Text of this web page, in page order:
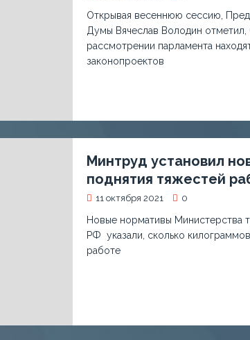
Открывая весеннюю сессию,
Думы Вячеслав Володин отметил,
рассмотрении парламента
законопроектов
Минтруд установил
поднятия тяжестей
11 октября 2021 0
Новые нормативы Министерства
РФ указали, сколько
работе